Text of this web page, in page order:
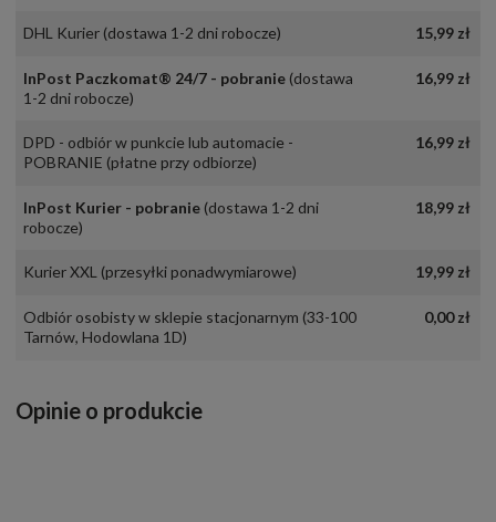
DHL Kurier (dostawa 1-2 dni robocze) 15,99 zł
InPost Paczkomat® 24/7 - pobranie (dostawa
1-2 dni robocze)
16,99 zł
DPD - odbiór w punkcie lub automacie -
POBRANIE (płatne przy odbiorze)
16,99 zł
InPost Kurier - pobranie (dostawa 1-2 dni
robocze)
18,99 zł
Kurier XXL (przesyłki ponadwymiarowe) 19,99 zł
Odbiór osobisty w sklepie stacjonarnym (33-100
Tarnów, Hodowlana 1D)
0,00 zł
Opinie o produkcie